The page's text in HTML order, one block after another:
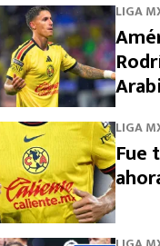
LIGA
LIGA
Fue